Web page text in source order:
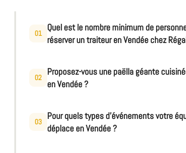
01
Quel est le nombre minimum de
réserver un traiteur en Vendée chez
02
Proposez-vous une paëlla géante
en Vendée ?
03
Pour quels types d'événements votre
déplace en Vendée ?